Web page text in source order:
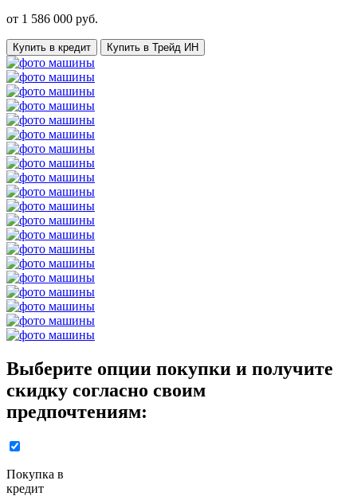
от 1 586 000 руб.
Купить в кредит Купить в Трейд ИН
Выберите опции покупки и получите
скидку согласно своим
предпочтениям:
Покупка в
кредит